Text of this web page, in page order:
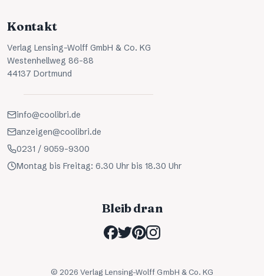
Kontakt
Verlag Lensing-Wolff GmbH & Co. KG
Westenhellweg 86-88
44137 Dortmund
info@coolibri.de
anzeigen@coolibri.de
0231 / 9059-9300
Montag bis Freitag: 6.30 Uhr bis 18.30 Uhr
Bleib dran
© 2026 Verlag Lensing-Wolff GmbH & Co. KG